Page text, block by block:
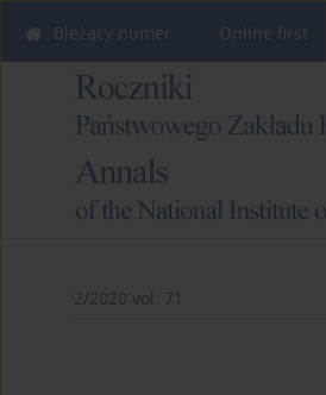
Bieżący numer Online first
2/2020 vol. 71